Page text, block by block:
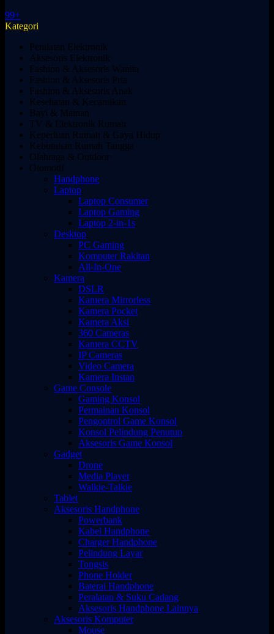
99+
Kategori
Peralatan Elektronik
Aksesoris Elektronik
Fashion & Aksesoris Wanita
Fashion & Aksesoris Pria
Fashion & Aksesoris Anak
Kesehatan & Kecantikan
Bayi & Mainan
TV & Elektronik Rumah
Keperluan Rumah & Gaya Hidup
Kebutuhan Rumah Tangga
Olahraga & Outdoor
Otomotif
Handphone
Laptop
Laptop Consumer
Laptop Gaming
Laptop 2-in-1s
Desktop
PC Gaming
Komputer Rakitan
All-In-One
Kamera
DSLR
Kamera Mirrorless
Kamera Pocket
Kamera Aksi
360 Cameras
Kamera CCTV
IP Cameras
Video Camera
Kamera Instan
Game Console
Gaming Konsol
Permainan Konsol
Pengontrol Game Konsol
Konsol Pelindung Penutup
Aksesoris Game Konsol
Gadget
Drone
Media Player
Walkie-Talkie
Tablet
Aksesoris Handphone
Powerbank
Kabel Handphone
Charger Handphone
Pelindung Layar
Tongsis
Phone Holder
Baterai Handphone
Peralatan & Suku Cadang
Aksesoris Handphone Lainnya
Aksesoris Komputer
Mouse